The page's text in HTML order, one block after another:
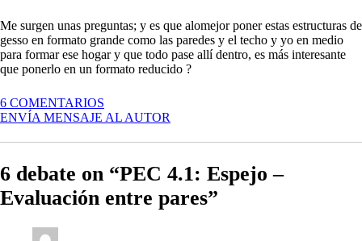
Me surgen unas preguntas; y es que alomejor poner estas estructuras de
gesso en formato grande como las paredes y el techo y yo en medio
para formar ese hogar y que todo pase allí dentro, es más interesante
que ponerlo en un formato reducido ?
6 COMENTARIOS
PEC
ESPEJO
EVALUACIÓN
ENTRE
PARES
ENVÍA MENSAJE AL AUTOR
6 debate on “PEC 4.1: Espejo –
Evaluación entre pares”